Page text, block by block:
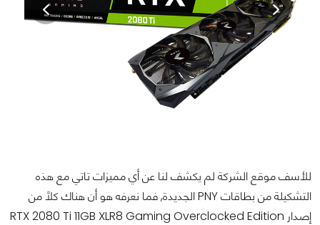
للأسف موقع الشركة لم يكشف لنا عن أي مميزات تاتي مع هذه
التشكيلة من بطاقات PNY الجديدة, فما نعرفه هو أن هناك كلاً من
إصدار RTX 2080 Ti 11GB XLR8 Gaming Overclocked Edition